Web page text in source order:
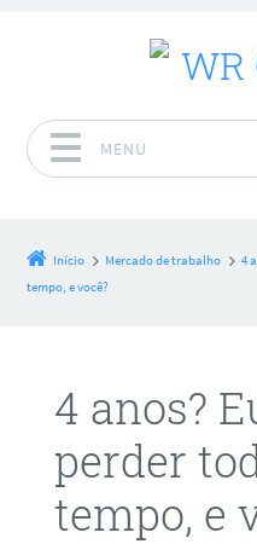
MENU
Início Mercado de trabalho
4
tempo, e você?
4 anos?
perder
tempo, e